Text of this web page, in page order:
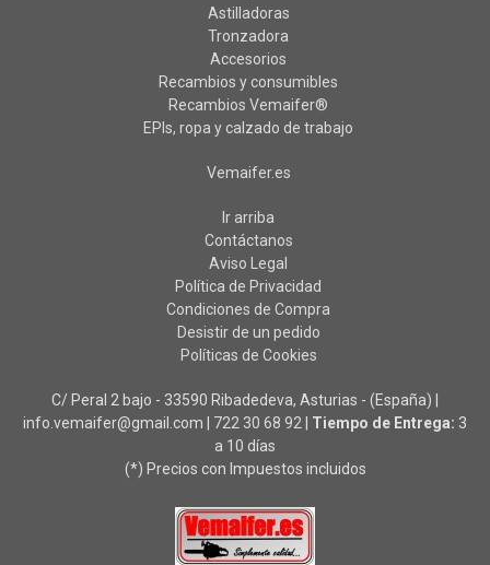
Astilladoras
Tronzadora
Accesorios
Recambios y consumibles
Recambios Vemaifer®
EPIs, ropa y calzado de trabajo
Vemaifer.es
Ir arriba
Contáctanos
Aviso Legal
Política de Privacidad
Condiciones de Compra
Desistir de un pedido
Políticas de Cookies
C/ Peral 2 bajo - 33590 Ribadedeva, Asturias - (España) |
info.vemaifer@gmail.com | 722 30 68 92 Tiempo de Entrega: 3
a 10 días
(*) Precios con Impuestos incluidos